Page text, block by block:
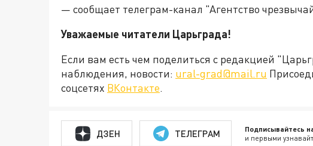
— сообщает телеграм-канал "Агентство
Уважаемые читатели Царьграда!
Если вам есть чем поделиться с редакцией
наблюдения, новости: ural-grad@mail.ru
соцсетях ВКонтакте.
ДЗЕН ТЕЛЕГРАМ Подписывайтесь
и первыми